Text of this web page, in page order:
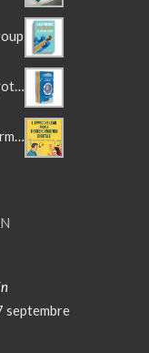
septembre